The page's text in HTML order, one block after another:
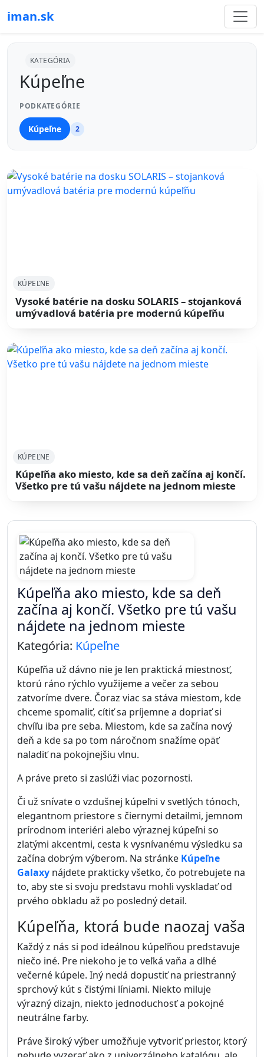
iman.sk
KATEGÓRIA
Kúpeľne
PODKATEGÓRIE
Kúpeľne 2
KÚPEĽNE
Vysoké batérie na dosku SOLARIS – stojanková
umývadlová batéria pre modernú kúpeľňu
KÚPEĽNE
Kúpeľňa ako miesto, kde sa deň začína aj končí.
Všetko pre tú vašu nájdete na jednom mieste
Kúpeľňa ako miesto, kde sa deň
začína aj končí. Všetko pre tú vašu
nájdete na jednom mieste
Kategória: Kúpeľne
Kúpeľňa už dávno nie je len praktická miestnosť,
ktorú ráno rýchlo využijeme a večer za sebou
zatvoríme dvere. Čoraz viac sa stáva miestom, kde
chceme spomaliť, cítiť sa príjemne a dopriať si
chvíľu iba pre seba. Miestom, kde sa začína nový
deň a kde sa po tom náročnom snažíme opäť
naladiť na pokojnejšiu vlnu.
A práve preto si zaslúži viac pozornosti.
Či už snívate o vzdušnej kúpeľni v svetlých tónoch,
elegantnom priestore s čiernymi detailmi, jemnom
prírodnom interiéri alebo výraznej kúpeľni so
zlatými akcentmi, cesta k vysnívanému výsledku sa
začína dobrým výberom. Na stránke Kúpeľne
Galaxy nájdete prakticky všetko, čo potrebujete na
to, aby ste si svoju predstavu mohli vyskladať od
prvého obkladu až po posledný detail.
Kúpeľňa, ktorá bude naozaj vaša
Každý z nás si pod ideálnou kúpeľňou predstavuje
niečo iné. Pre niekoho je to veľká vaňa a dlhé
večerné kúpele. Iný nedá dopustiť na priestranný
sprchový kút s čistými líniami. Niekto miluje
výrazný dizajn, niekto jednoduchosť a pokojné
neutrálne farby.
Práve široký výber umožňuje vytvoriť priestor, ktorý